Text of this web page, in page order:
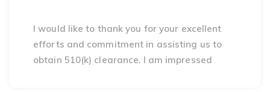
I would like to thank you for your excellent
efforts and commitment in assisting us to
obtain 510(k) clearance. I am impressed